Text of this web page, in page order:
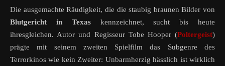
Die ausgemachte Räudigkeit, die die staubig braunen Bilder von
Blutgericht in Texaskennzeichnet, sucht bis heute
ihresgleichen. Autor und Regisseur Tobe Hooper (Poltergeist)
prägte mit seinem zweiten Spielfilm das Subgenre des
Terrorkinos wie kein Zweiter: Unbarmherzig hässlich ist wirklich